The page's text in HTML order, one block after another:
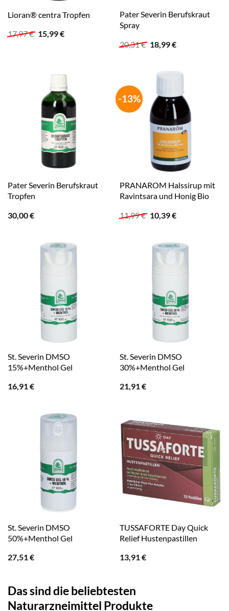
Lioran® centra Tropfen
17,97€ Ursprünglicher
15,99€Aktueller
Pater Severin Berufskraut
Spray
20,31€ Ursprünglicher
Preis
18,99€Aktueller
Pater Severin Berufskraut
Tropfen
30,00€
-13%
PRANAROM Halssirup mit
Ravintsara und Honig Bio
11,99€ Ursprünglicher
Preis
10,39€Aktueller
St. Severin DMSO
15%+Menthol Gel
16,91€
St. Severin DMSO
30%+Menthol Gel
21,91€
St. Severin DMSO
50%+Menthol Gel
27,51€
TUSSAFORTE Day Quick
Relief Hustenpastillen
13,91€
Das sind die beliebtesten
Naturarzneimittel Produkte